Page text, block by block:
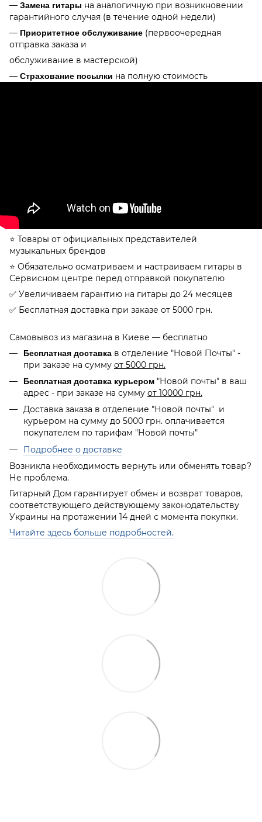
— Замена гитары на аналогичную при возникновении
гарантийного случая (в течение одной недели)
— Приоритетное обслуживание (первоочередная
отправка заказа и
обслуживание в мастерской)
— Страхование посылки на полную стоимость
⭐️ Товары от официальных представителей
музыкальных брендов
⭐️ Обязательно осматриваем и настраиваем гитары в
Сервисном центре перед отправкой покупателю
✅ Увеличиваем гарантию на гитары до 24 месяцев
✅ Бесплатная доставка при заказе от 5000 грн.
Самовывоз из магазина в Киеве — бесплатно
Бесплатная доставка в отделение "Новой Почты" -
при заказе на сумму от 5000 грн.
Бесплатная доставка курьером "Новой почты" в ваш
адрес - при заказе на сумму от 10000 грн.
Доставка заказа в отделение "Новой почты" и
курьером на сумму до 5000 грн. оплачивается
покупателем по тарифам "Новой почты"
Подробнее о доставке
Возникла необходимость вернуть или обменять товар?
Не проблема.
Гитарный Дом гарантирует обмен и возврат товаров,
соответствующего действующему законодательству
Украины на протажении 14 дней с момента покупки.
Читайте здесь больше подробностей.